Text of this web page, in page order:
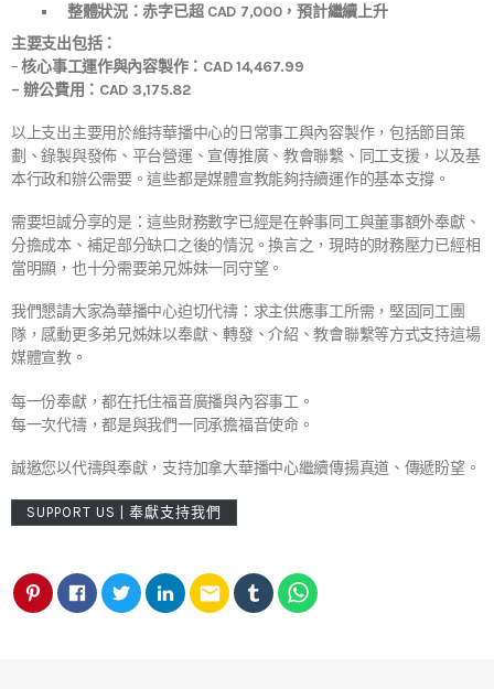
整體狀況：赤字已超 CAD 7,000，預計繼續上升
主要支出包括：
–核心事工運作與內容製作：CAD 14,467.99
– 辦公費用：CAD 3,175.82
以上支出主要用於維持華播中心的日常事工與內容製作，包括節目策
劃、錄製與發佈、平台營運、宣傳推廣、教會聯繫、同工支援，以及基
本行政和辦公需要。這些都是媒體宣教能夠持續運作的基本支撐。
需要坦誠分享的是：這些財務數字已經是在幹事同工與董事額外奉獻、
分擔成本、補足部分缺口之後的情況。換言之，現時的財務壓力已經相
當明顯，也十分需要弟兄姊妹一同守望。
我們懇請大家為華播中心迫切代禱：求主供應事工所需，堅固同工團
隊，感動更多弟兄姊妹以奉獻、轉發、介紹、教會聯繫等方式支持這場
媒體宣教。
每一份奉獻，都在托住福音廣播與內容事工。
每一次代禱，都是與我們一同承擔福音使命。
誠邀您以代禱與奉獻，支持加拿大華播中心繼續傳揚真道、傳遞盼望。
SUPPORT US | 奉獻支持我們
email